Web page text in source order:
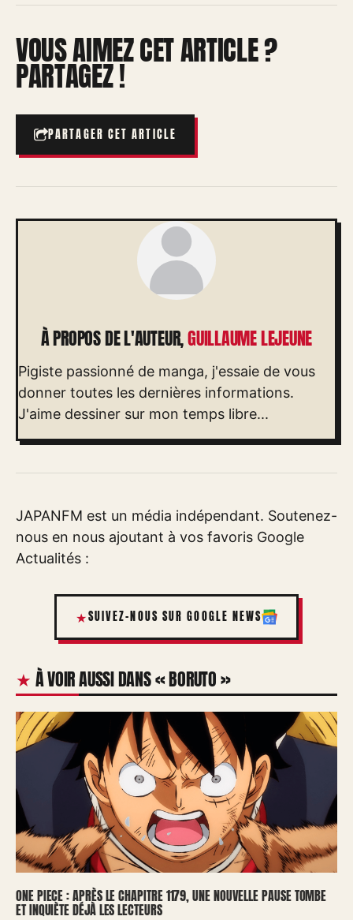
VOUS AIMEZ CET ARTICLE ?
PARTAGEZ !
PARTAGER CET ARTICLE
À PROPOS DE L'AUTEUR,GUILLAUME LEJEUNE
Pigiste passionné de manga, j'essaie de vous
donner toutes les dernières informations.
J'aime dessiner sur mon temps libre...
JAPANFM est un média indépendant. Soutenez-
nous en nous ajoutant à vos favoris Google
Actualités :
SUIVEZ-NOUS SUR GOOGLE NEWS
À VOIR AUSSI DANS « BORUTO »
ONE PIECE : APRÈS LE CHAPITRE 1179, UNE NOUVELLE PAUSE TOMBE
ET INQUIÈTE DÉJÀ LES LECTEURS